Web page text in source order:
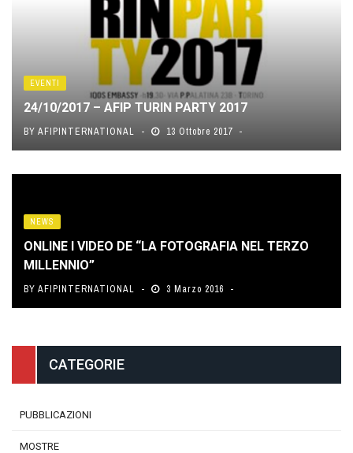
EVENTI
24/10/2017 – AFIP TURIN PARTY 2017
BY AFIPINTERNATIONAL 13 Ottobre 2017
NEWS
ONLINE I VIDEO DE “LA FOTOGRAFIA NEL TERZO
MILLENNIO”
BY AFIPINTERNATIONAL 3 Marzo 2016
CATEGORIE
PUBBLICAZIONI
MOSTRE